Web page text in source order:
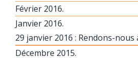
Février 2016.
Janvier 2016.
29 janvier 2016 : Rendons-nous
Décembre 2015.